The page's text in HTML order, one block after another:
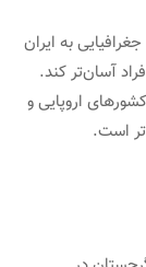
به ایران
آسان‌تر کند.
اروپایی و
است.